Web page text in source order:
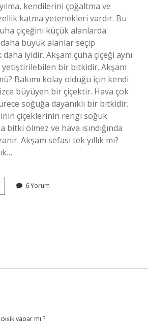
kendilerini çoğaltma ve
katma yetenekleri vardır. Bu
çiçeğini küçük alanlarda
büyük alanlar seçip
iyidir. Akşam çuha çiçeği aynı
yetiştirilebilen bir bitkidir. Akşam
Bakımı kolay olduğu için kendi
büyüyen bir çiçektir. Hava çok
soğuğa dayanıklı bir bitkidir.
çiçeklerinin rengi soğuk
bitki ölmez ve hava ısındığında
Akşam sefası tek yıllık mı?
6 Yorum
yapar mı ?